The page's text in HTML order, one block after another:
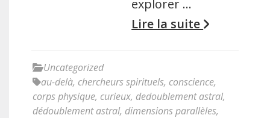
explorer …
Lire la suite
Uncategorized
au-delà, chercheurs spirituels, conscience,
corps physique, curieux, dedoublement astral,
dédoublement astral, dimensions parallèles,